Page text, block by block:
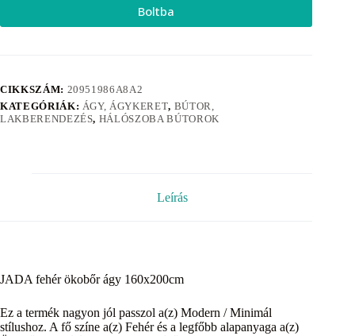
Boltba
CIKKSZÁM: 20951986A8A2
KATEGÓRIÁK: ÁGY, ÁGYKERET, BÚTOR,
LAKBERENDEZÉS, HÁLÓSZOBA BÚTOROK
Leírás
JADA fehér ökobőr ágy 160x200cm
Ez a termék nagyon jól passzol a(z) Modern / Minimál
stílushoz. A fő színe a(z) Fehér és a legfőbb alapanyaga a(z)